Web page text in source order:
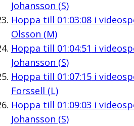
Johansson (S)
Hoppa till 01:03:08i
Olsson (M)
Hoppa till 01:04:51 i
Johansson (S)
Hoppa till 01:07:15i
Forssell (L)
Hoppa till 01:09:03 i
Johansson (S)